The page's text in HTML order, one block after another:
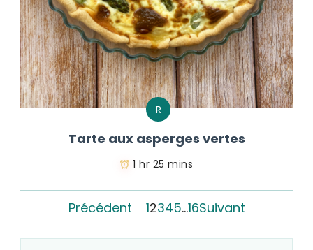
R
Tarte aux asperges vertes
1 hr 25 mins
Précédent 12345…16Suivant